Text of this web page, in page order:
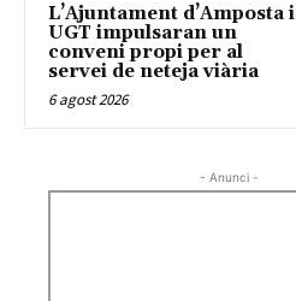
L’Ajuntament d’Amposta i
UGT impulsaran un
conveni propi per al
servei de neteja viària
6 agost 2026
- Anunci -